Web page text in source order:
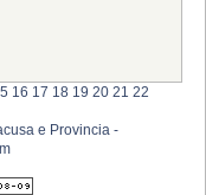
16 17 18 19 20 21 22
e Provincia -